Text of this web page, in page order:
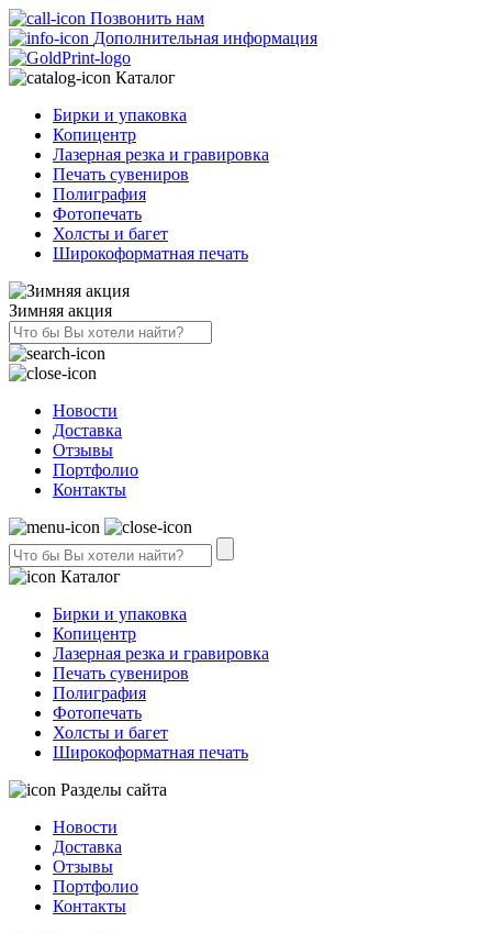
Позвонить нам
Дополнительная информация
Каталог
Бирки и упаковка
Копицентр
Лазерная резка и гравировка
Печать сувениров
Полиграфия
Фотопечать
Холсты и багет
Широкоформатная печать
Зимняя акция
Новости
Доставка
Отзывы
Портфолио
Контакты
Каталог
Бирки и упаковка
Копицентр
Лазерная резка и гравировка
Печать сувениров
Полиграфия
Фотопечать
Холсты и багет
Широкоформатная печать
Разделы сайта
Новости
Доставка
Отзывы
Портфолио
Контакты